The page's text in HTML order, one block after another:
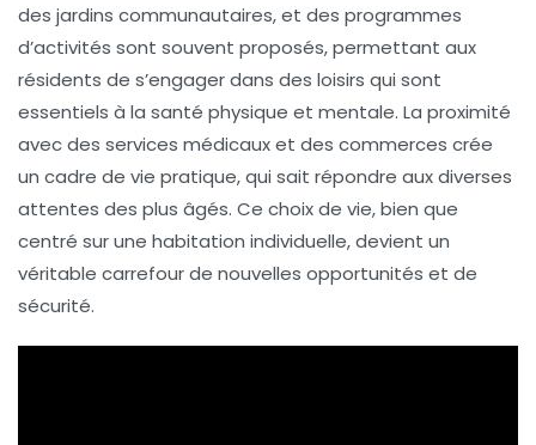
des jardins communautaires, et des programmes
d’activités sont souvent proposés, permettant aux
résidents de s’engager dans des loisirs qui sont
essentiels à la santé physique et mentale. La proximité
avec des services médicaux et des commerces crée
un cadre de vie pratique, qui sait répondre aux diverses
attentes des plus âgés. Ce choix de vie, bien que
centré sur une habitation individuelle, devient un
véritable carrefour de nouvelles opportunités et de
sécurité.